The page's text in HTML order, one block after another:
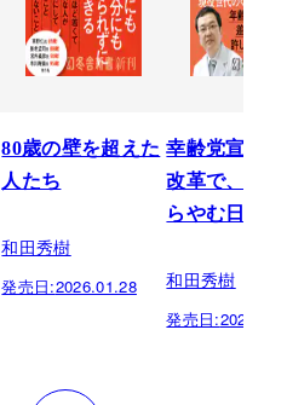
80歳の壁を超えた
人たち
和田秀樹
発売日:2026.01.28
幸齢党宣言
改革で、世
らやむ日本
和田秀樹
発売日: